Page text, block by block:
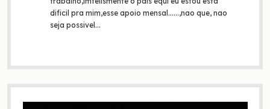
dificil pra mim,esse apoio mensal......,nao que, nao
seja possivel…